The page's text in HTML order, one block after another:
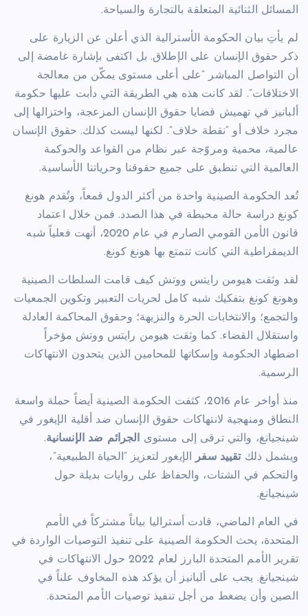
المسائل الثنائية المتعلقة بالتجارة والسياحة.
لم يأتِ بيان الحكومة الأسترالية الذي أعلن عن الزيارة على
ذكر حقوق الإنسان على الإطلاق. بل اكتفى بإشارة غامضة إلى
أن التواصل المباشر “على أعلى مستوى يمكّن من معالجة
الاختلافات”. لقد كانت هذه هي الطريقة التي دأبت عليها حكومة
ألبانيز في تهميش قضايا حقوق الإنسان المزعجة، واختزالها إلى
مجرد خلاف أو “نقطة خلاف”. لكنها ليست كذلك. حقوق الإنسان
عالمية، محمية ومروّجة عبر نظام من القواعد والحوكمة
العالمية التي تنطبق على جميع حقوقنا وحرياتنا الأساسية.
تُعد الحكومة الصينية واحدة من أكثر الدول قمعاً، وتُقدم هونغ
كونغ دراسة حالة محبطة في هذا الصدد. فمن خلال اعتماد
قانون الأمن القومي الصارم في عام 2020، أنهت فعلياً شبه
الديمقراطية التي كانت تتمتع بها هونغ كونغ.
لقد وثقت هيومن رايتس ووتش كيف قامت السلطات الصينية
وهونغ كونغ بتفكيك شبه كامل لحريات التعبير وتكوين الجمعيات
والتجمع؛ والانتخابات الحرة والنزيهة؛ وحقوق المحاكمة العادلة
واستقلال القضاء. كما وثقت هيومن رايتس ووتش مؤخراً
اضطهاد الحكومة وإسكاتها للمحامين الذين يتحدون الانتهاكات
الرسمية.
منذ أواخر عام 2016، كثفت الحكومة الصينية أيضاً حملة واسعة
النطاق ومنهجية لانتهاكات حقوق الإنسان ضد أقلية الإيغور في
شينجيانغ، والتي ترقى إلى مستوى الجرائم ضد الإنسانية.
ويشمل ذلكتقييد سفر الإيغور لتعزيز “الحياة الطبيعية”،
والتحكم في الشتات، والحفاظ على روايات بديلة حول
شينجيانغ.
في العام الماضي، قادت أستراليا بياناً مشتركاً في الأمم
المتحدة، يحث الحكومة الصينية على تنفيذ التوصيات الواردة في
تقرير الأمم المتحدة البارز لعام 2022 حول الانتهاكات في
شينجيانغ. يجب على ألبانيز أن يؤكد هذه المخاوف علناً في
الصين وأن يضغط من أجل تنفيذ توصيات الأمم المتحدة.